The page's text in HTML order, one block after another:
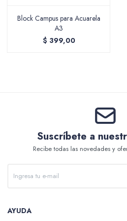
Block Campus para Acuarela
A3
$ 399,00
Suscríbete a
Recibe todas las novedades y
AYUDA
Packing y Regalaría
Cotillón y